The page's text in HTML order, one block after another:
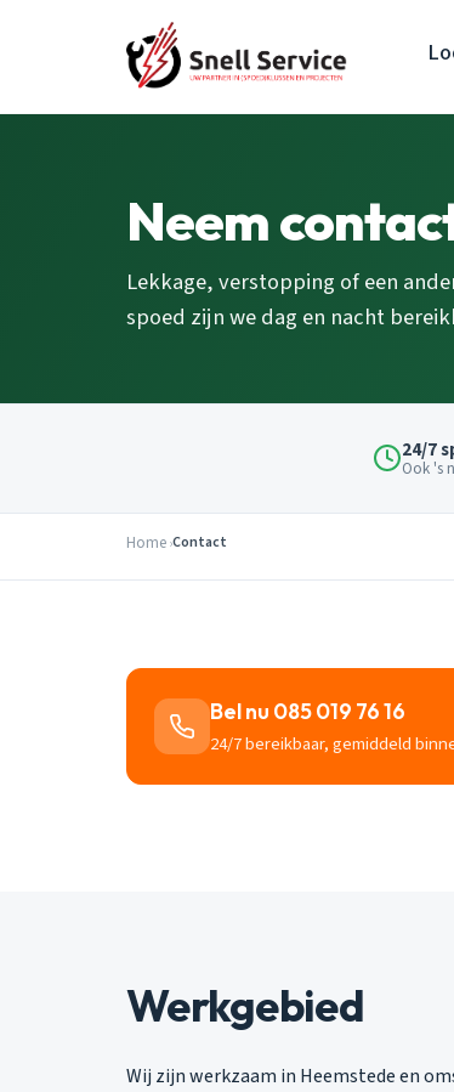
Neem
Lekkage, verstopping of een
spoed zijn we dag en nacht
24/7
Ook 's
Home Contact
Bel nu 085 019 76 16
24/7 bereikbaar, gemiddeld
Werkgebied
Wij zijn werkzaam in Heemstede en